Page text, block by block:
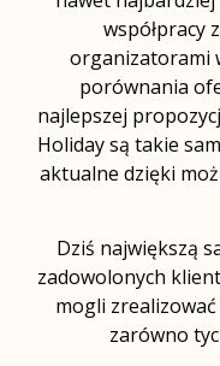
współpracy
organizatorami
porównania
najlepszej
Holiday są takie
aktualne dzięki
Dziś największą
zadowolonych
mogli
zarówno